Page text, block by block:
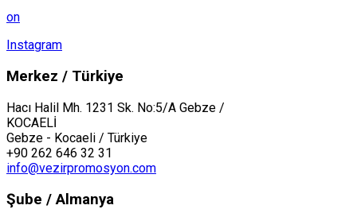
on
Instagram
Merkez / Türkiye
Hacı Halil Mh. 1231 Sk. No:5/A Gebze /
KOCAELİ
Gebze - Kocaeli / Türkiye
+90 262 646 32 31
info@vezirpromosyon.com
Şube / Almanya